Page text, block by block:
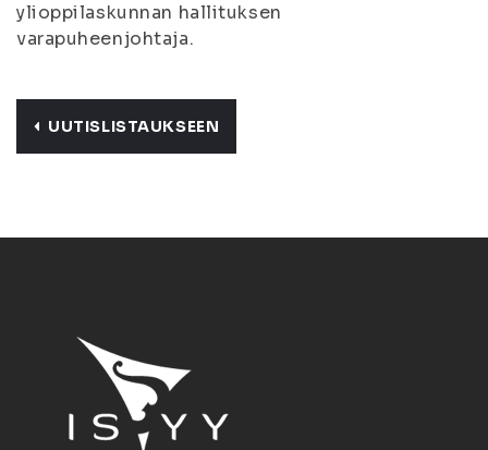
ylioppilaskunnan hallituksen
varapuheenjohtaja.
UUTISLISTAUKSEEN